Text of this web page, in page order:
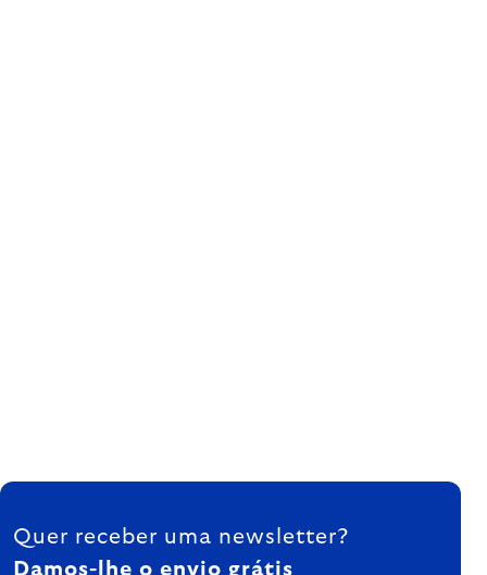
FOOTER
Quer receber uma newsletter?
Damos-lhe o envio grátis